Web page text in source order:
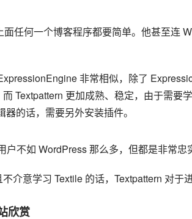
面任何一个博客程序都要简单。他甚至连
非常相似，除了
而 Textpattern 更加成熟、稳定，由于需要
器的话，需要另外安装插件。
户不如 WordPress 那么多，但都是非常
介意学习 Textile 的话，Textpattern 对于
欣赏